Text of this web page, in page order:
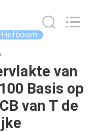
van
Basis op
van T de